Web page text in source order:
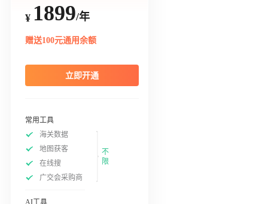
¥ 1899/年
赠送100元通用余额
立即开通
常用工具
海关数据
地图获客
在线搜
广交会采购商
不
限
AI工具